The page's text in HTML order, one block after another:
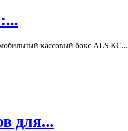
кассовый бокс ALS КС...
для...